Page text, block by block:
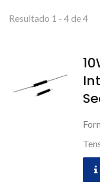
Resultado 1 - 4 de 4